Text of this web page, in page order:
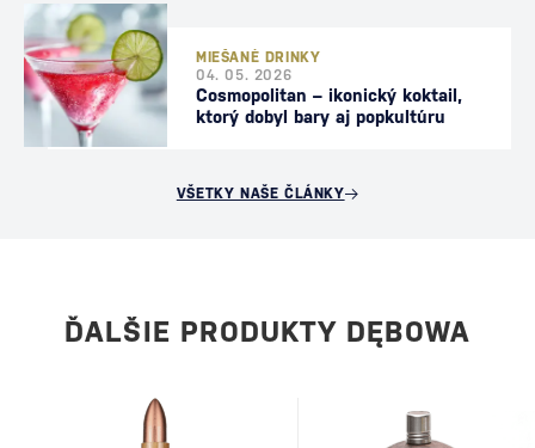
MIEŠANÉ DRINKY
04. 05. 2026
Cosmopolitan – ikonický koktail,
ktorý dobyl bary aj popkultúru
VŠETKY NAŠE ČLÁNKY
ĎALŠIE PRODUKTY DĘBOWA